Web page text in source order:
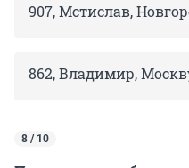
907, Мстислав,
862, Владимир,
8 / 10